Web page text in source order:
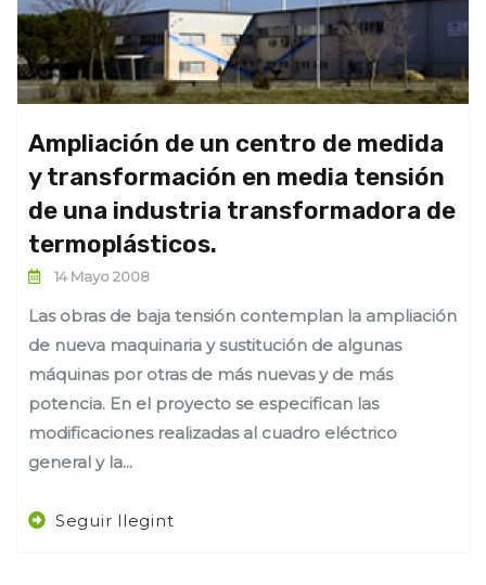
Ampliación de un centro de medida
y transformación en media tensión
de una industria transformadora de
termoplásticos.
14 Mayo 2008
Las obras de baja tensión contemplan la ampliación
de nueva maquinaria y sustitución de algunas
máquinas por otras de más nuevas y de más
potencia. En el proyecto se especifican las
modificaciones realizadas al cuadro eléctrico
general y la...
Seguir llegint